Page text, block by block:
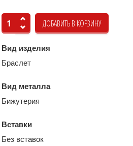
Вид изделия
Браслет
Вид металла
Бижутерия
Вставки
Без вставок